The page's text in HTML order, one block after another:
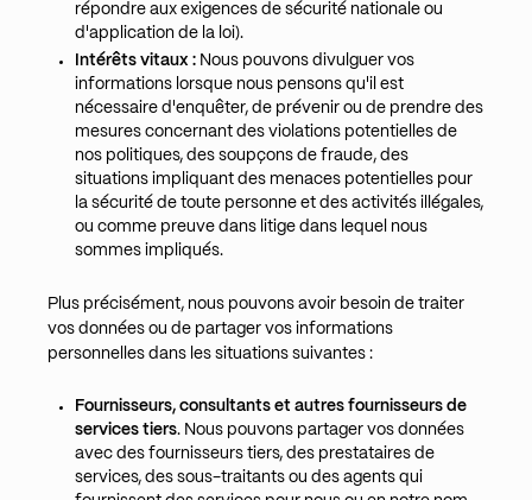
répondre aux exigences de sécurité nationale ou
d'application de la loi).
Intérêts vitaux : Nous pouvons divulguer vos
informations lorsque nous pensons qu'il est
nécessaire d'enquêter, de prévenir ou de prendre des
mesures concernant des violations potentielles de
nos politiques, des soupçons de fraude, des
situations impliquant des menaces potentielles pour
la sécurité de toute personne et des activités illégales,
ou comme preuve dans litige dans lequel nous
sommes impliqués.
Plus précisément, nous pouvons avoir besoin de traiter
vos données ou de partager vos informations
personnelles dans les situations suivantes :
Fournisseurs, consultants et autres fournisseurs de
services tiers. Nous pouvons partager vos données
avec des fournisseurs tiers, des prestataires de
services, des sous-traitants ou des agents qui